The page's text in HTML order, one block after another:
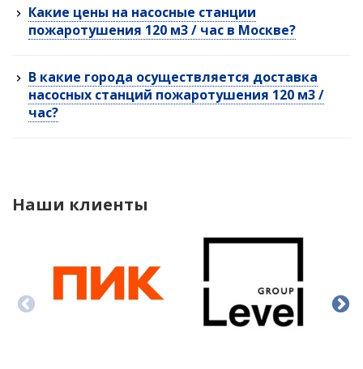
Какие цены на насосные станции
пожаротушения 120 м3 / час в Москве?
В какие города осуществляется доставка
насосных станций пожаротушения 120 м3 /
час?
Наши клиенты